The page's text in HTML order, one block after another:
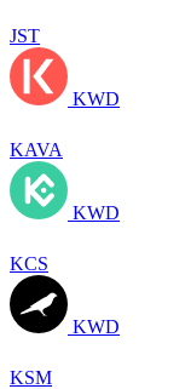
JST
KWD
KAVA
KWD
KCS
KWD
KSM